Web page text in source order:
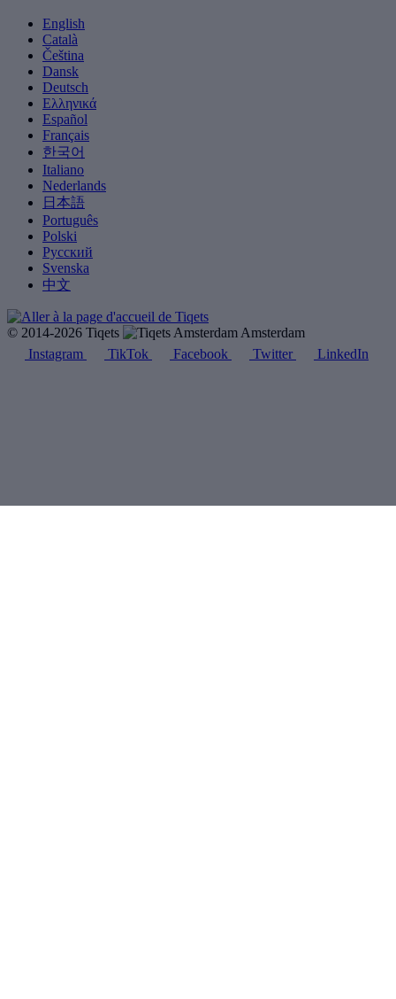
English
Català
Čeština
Dansk
Deutsch
Ελληνικά
Español
Français
한국어
Italiano
Nederlands
日本語
Português
Polski
Русский
Svenska
中文
© 2014-2026 Tiqets
Amsterdam
Instagram
TikTok Facebook Twitter LinkedIn